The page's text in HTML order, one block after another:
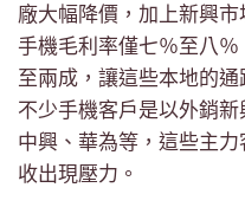
廠大幅降價，加上新興
手機毛利率僅七％至八
至兩成，讓這些本地的
不少手機客戶是以外銷
中興、華為等，這些主
收出現壓力。